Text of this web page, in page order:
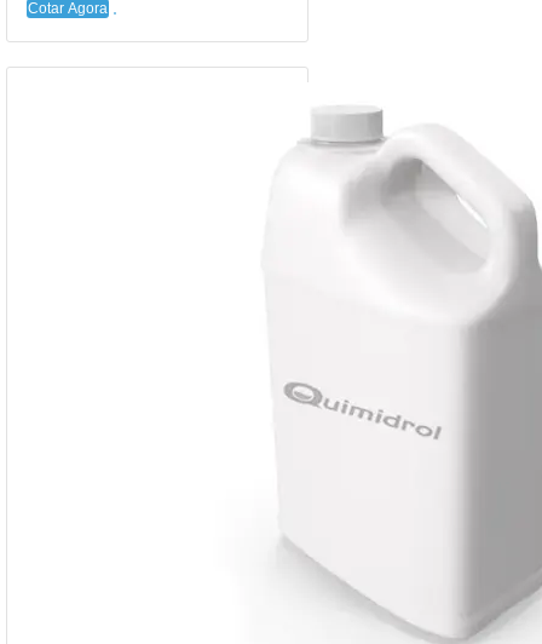
Cotar Agora